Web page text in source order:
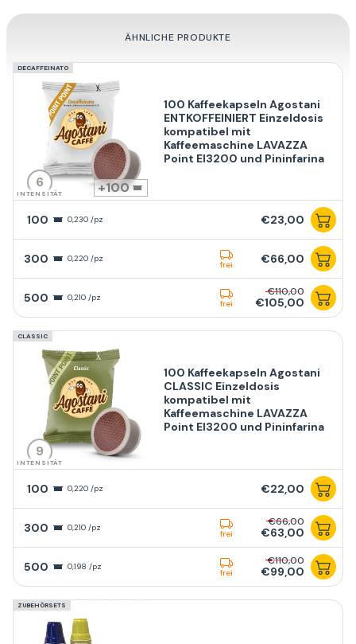
ÄHNLICHE PRODUKTE
DECAFFEINATO
6
INTENSITÄT 100
100 Kaffeekapseln Agostani
ENTKOFFEINIERT Einzeldosis
kompatibel mit
Kaffeemaschine LAVAZZA
Point El3200 und Pininfarina
100 0,230 /pz €23,00
300 0,220 /pz
frei €66,00
500 0,210 /pz
frei
€110,00
€105,00
CLASSIC
9
INTENSITÄT
100 Kaffeekapseln Agostani
CLASSIC Einzeldosis
kompatibel mit
Kaffeemaschine LAVAZZA
Point El3200 und Pininfarina
100 0,220 /pz €22,00
300 0,210 /pz
frei
€66,00
€63,00
500 0,198 /pz
frei
€110,00
€99,00
ZUBEHÖRSETS